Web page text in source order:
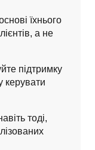
їхнього
а не
підтримку
керувати
тоді,